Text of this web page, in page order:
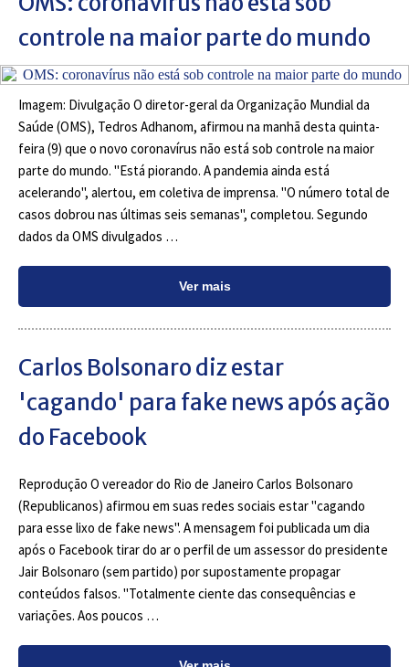
controle na maior parte do mundo
Imagem: Divulgação O diretor-geral da Organização Mundial da
Saúde (OMS), Tedros Adhanom, afirmou na manhã desta quinta-
feira (9) que o novo coronavírus não está sob controle na maior
parte do mundo. "Está piorando. A pandemia ainda está
acelerando", alertou, em coletiva de imprensa. "O número total de
casos dobrou nas últimas seis semanas", completou. Segundo
dados da OMS divulgados …
Ver mais
Carlos Bolsonaro diz estar
'cagando' para fake news após ação
do Facebook
Reprodução O vereador do Rio de Janeiro Carlos Bolsonaro
(Republicanos) afirmou em suas redes sociais estar "cagando
para esse lixo de fake news". A mensagem foi publicada um dia
após o Facebook tirar do ar o perfil de um assessor do presidente
Jair Bolsonaro (sem partido) por supostamente propagar
conteúdos falsos. "Totalmente ciente das consequências e
variações. Aos poucos …